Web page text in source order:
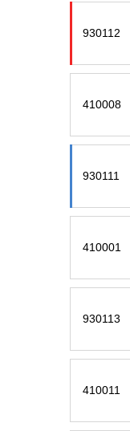
930112
410008
930111
410001
930113
410011